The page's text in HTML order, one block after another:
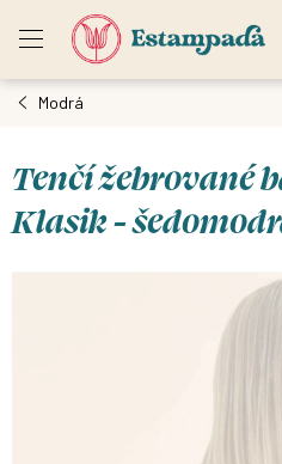
Modrá
Tenčí žebrované
Klasik -